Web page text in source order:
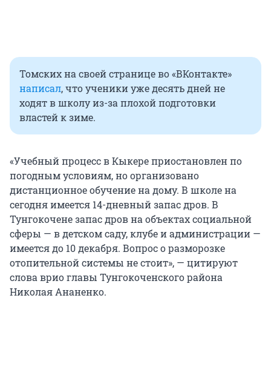
Томских на своей странице во «ВКонтакте»
написал, что ученики уже десять дней не
ходят в школу из-за плохой подготовки
властей к зиме.
«Учебный процесс в Кыкере приостановлен по
погодным условиям, но организовано
дистанционное обучение на дому. В школе на
сегодня имеется 14-дневный запас дров. В
Тунгокочене запас дров на объектах социальной
сферы — в детском саду, клубе и администрации —
имеется до 10 декабря. Вопрос о разморозке
отопительной системы не стоит», — цитируют
слова врио главы Тунгокоченского района
Николая Ананенко.